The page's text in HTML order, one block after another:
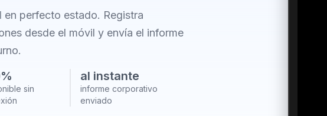
perfecto estado. Registra
desde el móvil y envía el informe
sin
al instante
informe corporativo
enviado